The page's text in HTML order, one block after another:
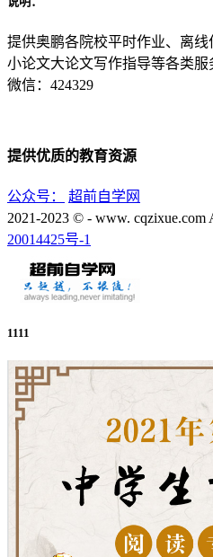
提供奥鹏各院校平时作业、离线
小论文大论文写作指导等各类
微信：424329
提供优质的教育资源
公众号：
超前自学网
2021-2023 © - www. cqzixue.com
20014425号-1
1111